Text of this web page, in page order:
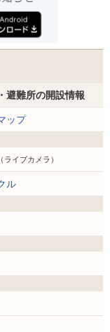
避難所の開設情報
ップ
（ライブカメラ）
ル